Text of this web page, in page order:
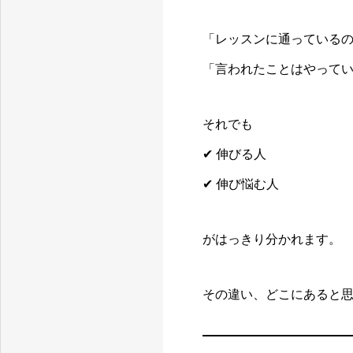
「レッスンに通っている
「言われたことはやって
それでも
✔ 伸びる人
✔ 伸び悩む人
がはっきり分かれます。
その違い、どこにあると